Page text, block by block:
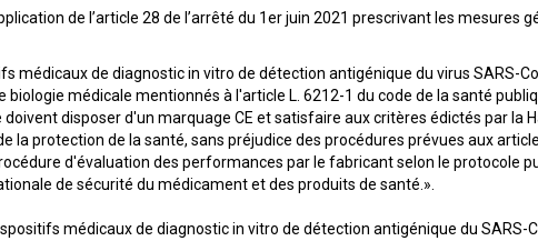
de l’article 28 de l’arrêté du 1er juin 2021 prescrivant les mesures
médicaux de diagnostic in vitro de détection antigénique du virus SARS-
biologie médicale mentionnés à l'article L. 6212-1 du code de la santé
disposer d'un marquage CE et satisfaire aux critères édictés par la
la protection de la santé, sans préjudice des procédures prévues aux
d'évaluation des performances par le fabricant selon le protocole
de sécurité du médicament et des produits de santé.».
médicaux de diagnostic in vitro de détection antigénique du SARS-